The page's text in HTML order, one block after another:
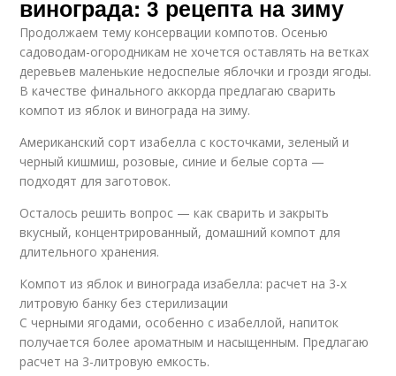
винограда: 3 рецепта на зиму
Продолжаем тему консервации компотов. Осенью
садоводам-огородникам не хочется оставлять на ветках
деревьев маленькие недоспелые яблочки и грозди ягоды.
В качестве финального аккорда предлагаю сварить
компот из яблок и винограда на зиму.
Американский сорт изабелла с косточками, зеленый и
черный кишмиш, розовые, синие и белые сорта —
подходят для заготовок.
Осталось решить вопрос — как сварить и закрыть
вкусный, концентрированный, домашний компот для
длительного хранения.
Компот из яблок и винограда изабелла: расчет на 3-х
литровую банку без стерилизации
С черными ягодами, особенно с изабеллой, напиток
получается более ароматным и насыщенным. Предлагаю
расчет на 3-литровую емкость.